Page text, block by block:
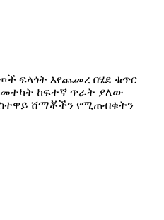
ፍላጎት እየጨመረ በሄደ ቁጥር
ከፍተኛ ጥራት ያለው
ሸማቾችን የሚጠብቁትን